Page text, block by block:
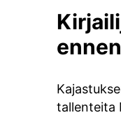
tallenteita